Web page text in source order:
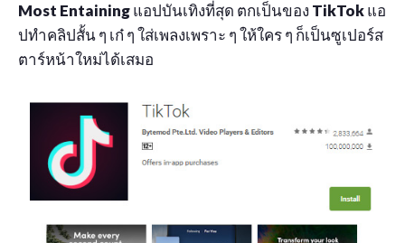
Most Entainingแอปบันเทิงที่สุด ตกเป็นของ TikTokแอ
ปทำคลิปสั้น ๆ เก๋ ๆ ใส่เพลงเพราะ ๆ ให้ใคร ๆ ก็เป็นซูเปอร์ส
ตาร์หน้าใหม่ได้เสมอ